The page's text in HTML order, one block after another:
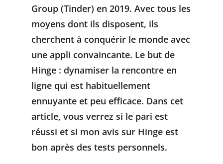
Group (Tinder) en 2019. Avec tous les
moyens dont ils disposent, ils
cherchent à conquérir le monde avec
une appli convaincante. Le but de
Hinge : dynamiser la rencontre en
ligne qui est habituellement
ennuyante et peu efficace. Dans cet
article, vous verrez si le pari est
réussi et si mon avis sur Hinge est
bon après des tests personnels.